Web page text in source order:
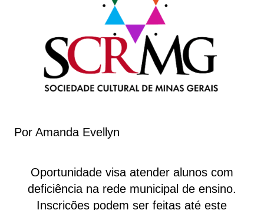
Por Amanda Evellyn
Oportunidade visa atender alunos com
deficiência na rede municipal de ensino.
Inscrições podem ser feitas até este